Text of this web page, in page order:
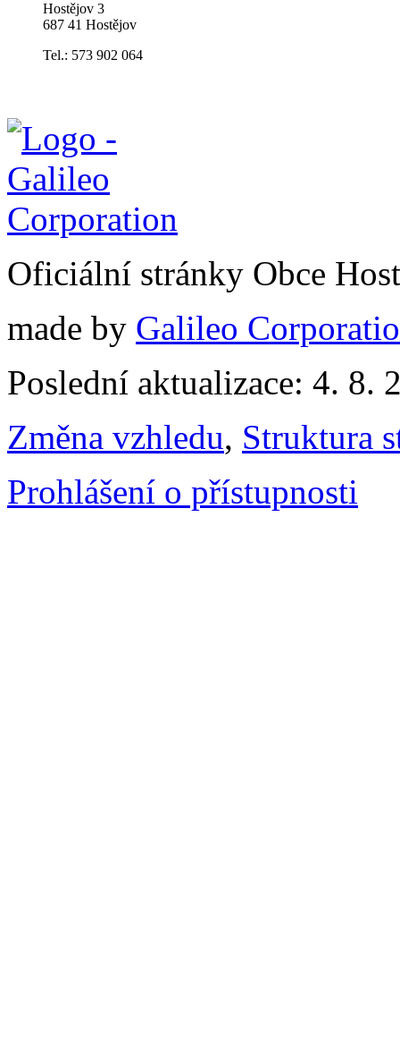
Hostějov 3
687 41 Hostějov
Tel.: 573 902 064
Oficiální stránky Obce
made by Galileo
Poslední aktualizace: 4. 8.
Změna vzhledu, Struktura
Prohlášení o přístupnosti